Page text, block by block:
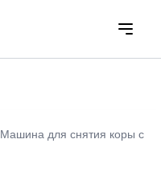
Машина для снятия коры с